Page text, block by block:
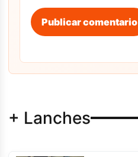
Publicar comentario
+ Lanches